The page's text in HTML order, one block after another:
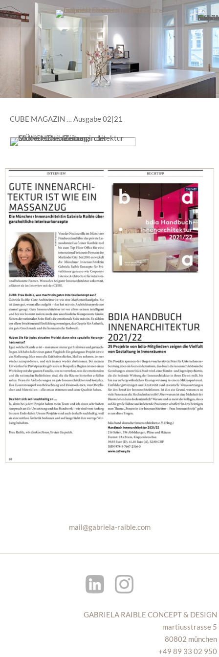
CUBE MAGAZIN … Ausgabe 02|21
mail@gabriela-raible.com
GABRIELA RAIBLE CONCEPT & DESIGN
martiusstrasse 5
80802 münchen
+49 89 33 02 950